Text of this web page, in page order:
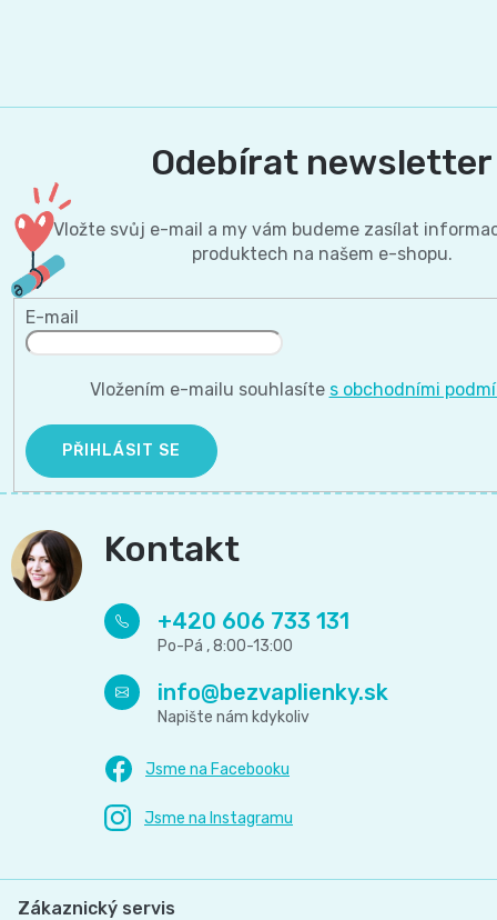
Odebírat newsletter
Vložte svůj e-mail a my vám budeme zasílat
produktech na našem e-shopu.
E-mail
Vložením e-mailu souhlasíte s obchodními
PŘIHLÁSIT SE
Kontakt
info@bezvaplienky.sk
+420 606 733 131
Zákaznický servis